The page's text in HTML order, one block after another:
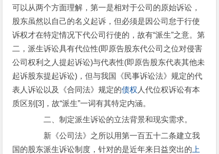
可以从两个方面理解，第一是相对于公司的原始诉讼，
股东虽然以自己的名义起诉，但必须是因公司怠于行使
诉权才在特定情况下代公司行使的，故有“派生”之意。第
二，派生诉讼具有代位性(即原告股东代公司之位对侵害
公司权利之人提起诉讼)与代表性(即原告股东代表其他未
起诉股东提起诉讼)，但与我国《民事诉讼法》规定的代
表人诉讼以及《合同法》规定的债权 人代位权诉讼有本
质区别[3]，故“派生”一词有其特定内涵。
二、制定派生诉讼的立法背景和现实需求。
新《公司法》之所以用第一百五十二条建立我
国的股东派生诉讼制度，针对的是近年来日益突出的 上